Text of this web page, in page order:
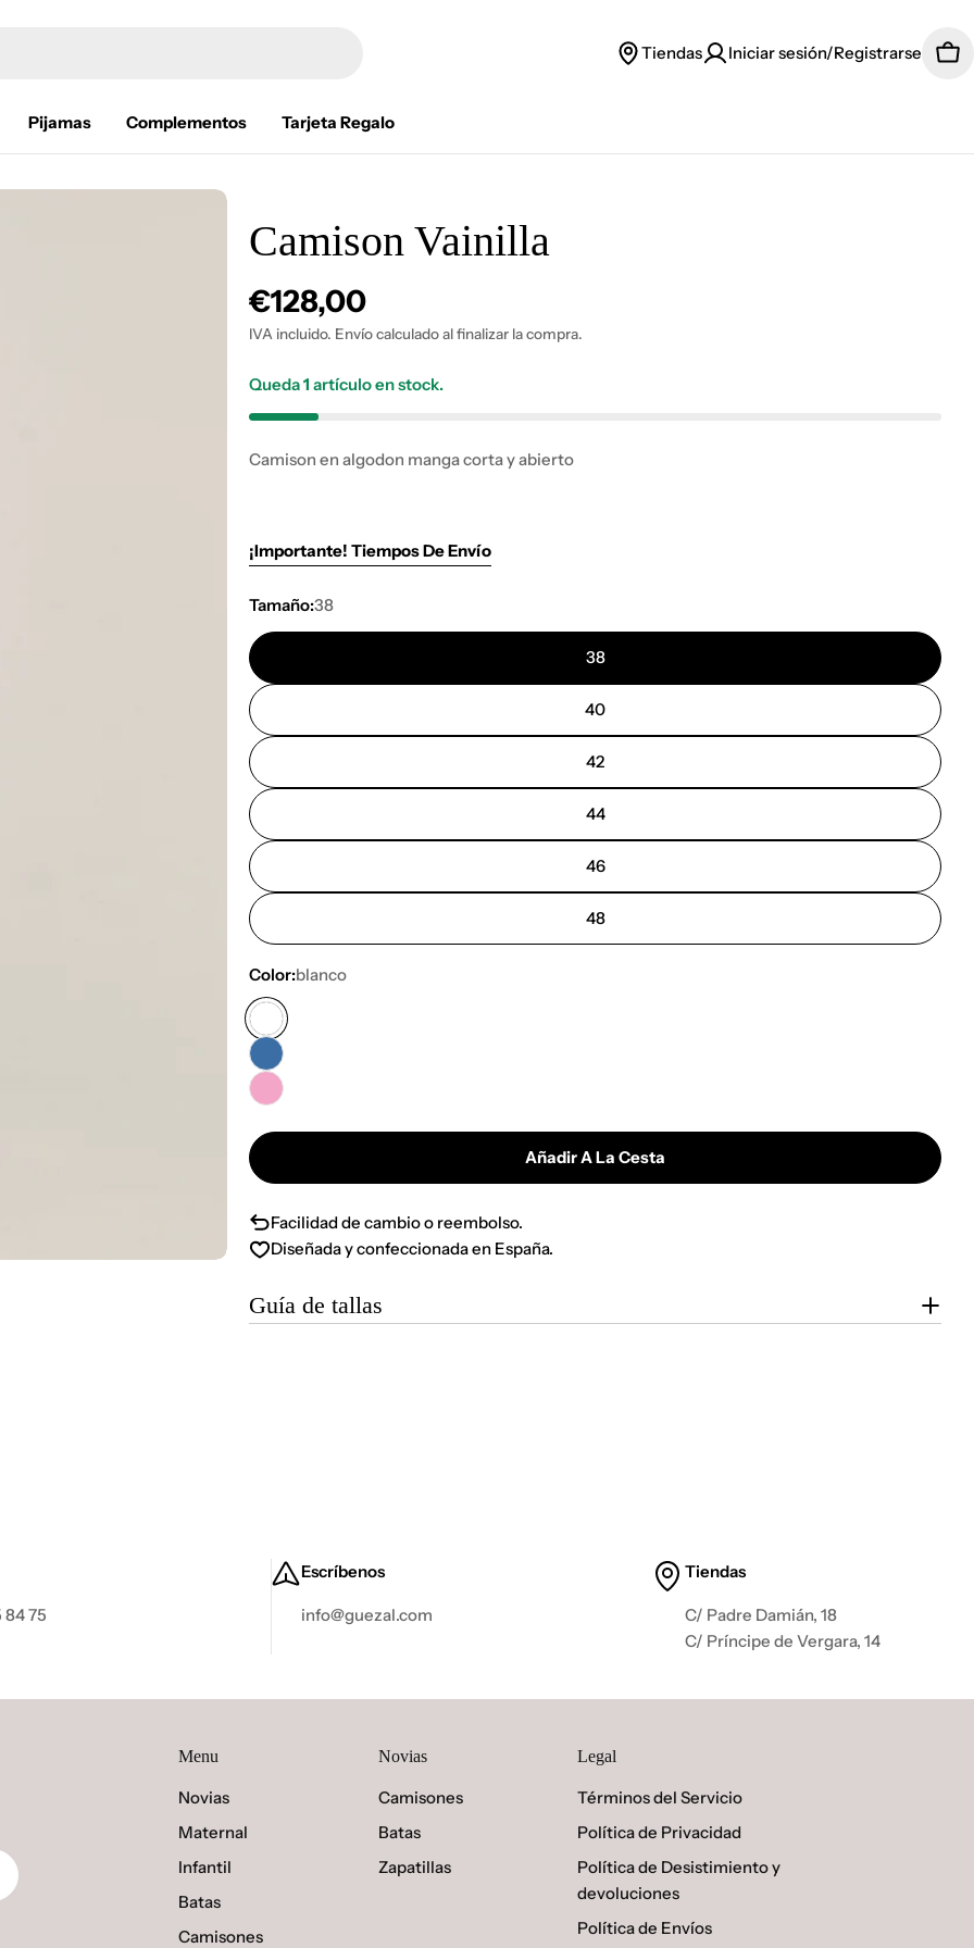
Tiendas Iniciar sesión/Registrarse
Pijamas Complementos Tarjeta Regalo
Camison Vainilla
Precio
habitual
€128,00
IVA incluido. Envío calculado al finalizar la compra.
Queda1 artículo en stock.
Camison en algodon manga corta y abierto
¡Importante! Tiempos De Envío
Tamaño:38
38
40
42
44
46
48
Color:blanco
Añadir A La Cesta
Facilidad de cambio o reembolso.
Diseñada y confeccionada en España.
Guía de tallas
84 75
Escríbenos
info@guezal.com
Tiendas
C/ Padre Damián, 18
C/ Príncipe de Vergara, 14
Menu
Novias
Maternal
Infantil
Batas
Camisones
Novias
Camisones
Batas
Zapatillas
Legal
Términos del Servicio
Política de Privacidad
Política de Desistimiento y
devoluciones
Política de Envíos